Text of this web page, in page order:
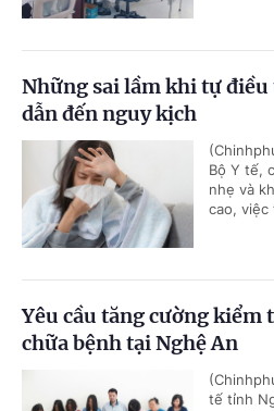
Những sai lầm khi tự
dẫn đến nguy kịch
Bộ Y tế,
nhẹ và
cao, việc
Yêu cầu tăng cường kiểm
chữa bệnh tại Nghệ An
tế tỉnh